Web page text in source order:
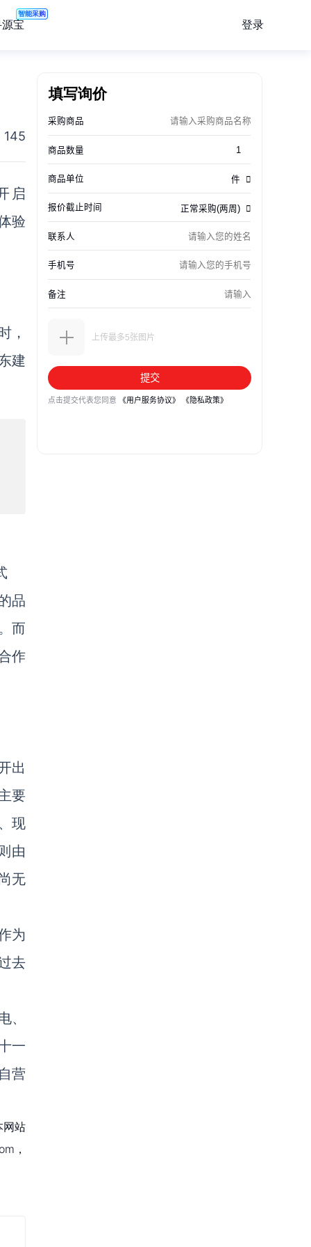
宝
智能采购
登录
145
启
验
，
建
品
而
作
出
要
现
由
无
为
去
、
一
营
网站
，
填写询价